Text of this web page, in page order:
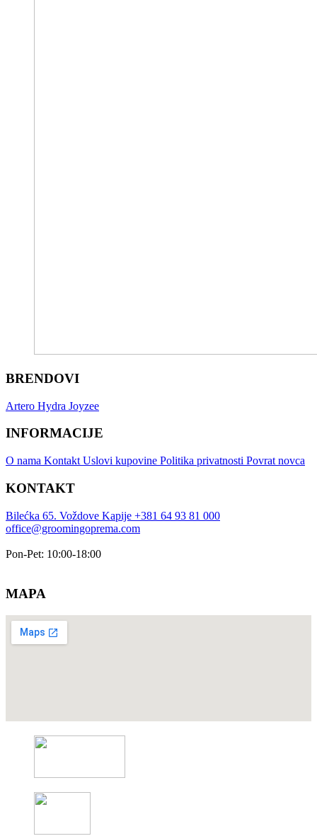
BRENDOVI
Artero Hydra Joyzee
INFORMACIJE
O nama Kontakt Uslovi kupovine Politika privatnosti Povrat novca
KONTAKT
Bilećka 65. Voždove Kapije +381 64 93 81 000
office@groomingoprema.com
Pon-Pet: 10:00-18:00
MAPA